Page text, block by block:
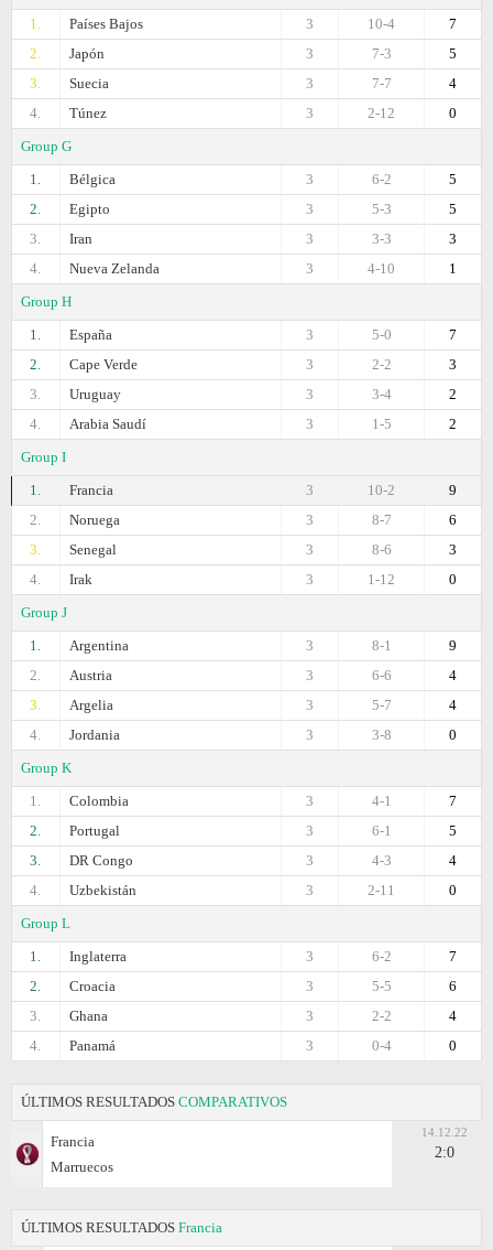
1.
Países Bajos 7
10-4
3
2.
Japón 5
7-3
3
3.
Suecia 4
7-7
3
4.
Túnez 0
2-12
3
Group G
1.
Bélgica 5
6-2
3
2.
Egipto 5
5-3
3
3.
Iran 3
3-3
3
4.
Nueva Zelanda 1
4-10
3
Group H
1.
España 7
5-0
3
2.
Cape Verde 3
2-2
3
3.
Uruguay 2
3-4
3
4.
Arabia Saudí 2
1-5
3
Group I
1.
Francia 9
10-2
3
2.
Noruega 6
8-7
3
3.
Senegal 3
8-6
3
4.
Irak 0
1-12
3
Group J
1.
Argentina 9
8-1
3
2.
Austria 4
6-6
3
3.
Argelia 4
5-7
3
4.
Jordania 0
3-8
3
Group K
1.
Colombia 7
4-1
3
2.
Portugal 5
6-1
3
3.
DR Congo 4
4-3
3
4.
Uzbekistán 0
2-11
3
Group L
1.
Inglaterra 7
6-2
3
2.
Croacia 6
5-5
3
3.
Ghana 4
2-2
3
4.
Panamá 0
0-4
3
ÚLTIMOS RESULTADOS COMPARATIVOS
Francia
Marruecos
14.12.22
2:0
ÚLTIMOS RESULTADOS Francia